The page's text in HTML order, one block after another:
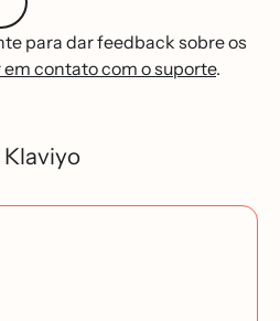
para dar feedback sobre os
contato com o suporte.
Klaviyo